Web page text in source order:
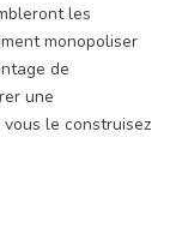
les
monopoliser
de
une
le construisez